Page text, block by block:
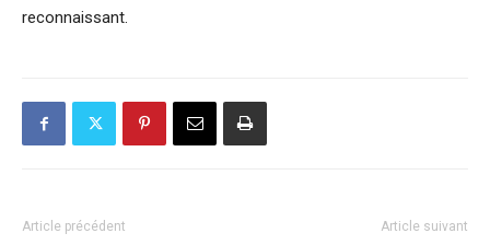
reconnaissant.
Article précédent Article suivant